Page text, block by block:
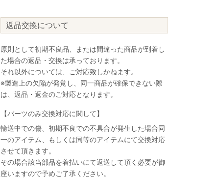
返品交換について
原則として初期不良品、または間違った商品が到着し
た場合の返品・交換は承っております。
それ以外については、ご対応致しかねます。
※製造上の欠陥が発覚し、同一商品が確保できない際
は、返品・返金のご対応となります。
【パーツのみ交換対応に関して】
輸送中での傷、初期不良での不具合が発生した場合同
一のアイテム、もしくは同等のアイテムにて交換対応
させて頂きます。
その場合該当部品を着払いにて返送して頂く必要が御
座いますので予めご了承ください。